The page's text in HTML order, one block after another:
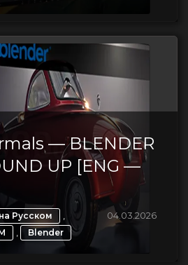
— BLENDER
UP [ENG —
Русском ,
, Blender
04.03.2026